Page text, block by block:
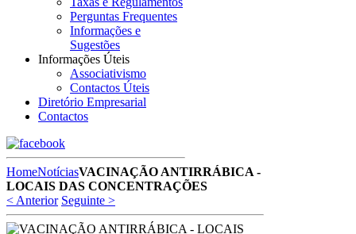
Perguntas Frequentes
Informações e
Sugestões
Informações Úteis
Associativismo
Contactos Úteis
Diretório Empresarial
Contactos
HomeNotíciasVACINAÇÃO ANTIRRÁBICA -
LOCAIS DAS CONCENTRAÇÕES
< Anterior Seguinte >